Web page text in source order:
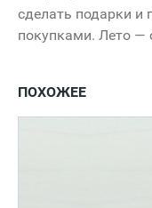
сделать подарки и
покупками. Лето —
ПОХОЖЕЕ